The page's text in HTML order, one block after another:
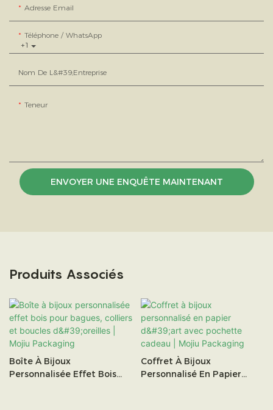
Adresse Email
+1
Téléphone / WhatsApp
Nom De L&#39;entreprise
Teneur
ENVOYER UNE ENQUÊTE MAINTENANT
Produits Associés
Boîte À Bijoux
Personnalisée Effet Bois
Coffret À Bijoux
Personnalisé En Papier